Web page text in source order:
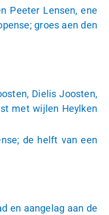
Peeter Lensen, ene
; groes aen den
Dielis Joosten,
met wijlen Heylken
; de helft van een
en aangelag aan de